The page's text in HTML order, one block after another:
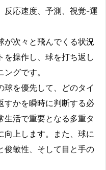
反応速度、予測、視覚-運
が次々と飛んでくる状況
を操作し、球を打ち返し
グです。
を優先して、どのタイ
すかを瞬時に判断する必
生活で重要となる多重タ
向上します。また、球に
俊敏性、そして目と手の